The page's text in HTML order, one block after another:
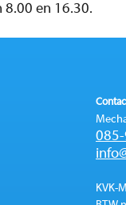
en 16.30.
KVK-